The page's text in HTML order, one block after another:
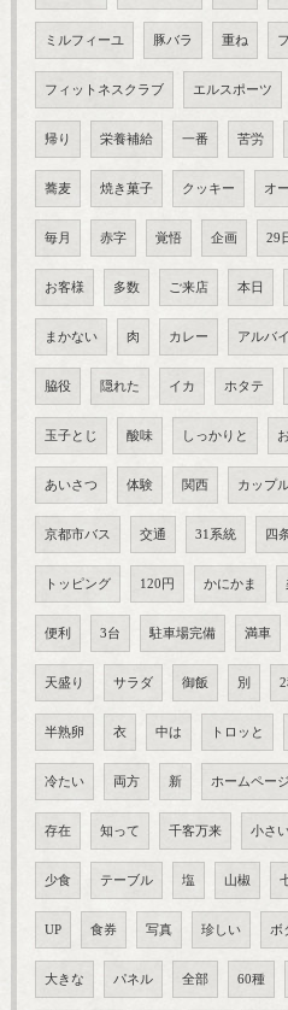
ミルフィーユ 豚バラ 重ね
フィットネスクラブ エルスポーツ
帰り 栄養補給 一番 苦労
蕎麦 焼き菓子 クッキー オ
毎月 赤字 覚悟 企画 29
お客様 多数 ご来店 本日
まかない 肉 カレー アルバ
脇役 隠れた イカ ホタテ
玉子とじ 酸味 しっかりと
あいさつ 体験 関西 カップ
京都市バス 交通 31系統 四
トッピング 120円 かにかま
便利 3台 駐車場完備 満車
天盛り サラダ 御飯 別
半熟卵 衣 中は トロッと
冷たい 両方 新 ホームページ
存在 知って 千客万来 小さ
少食 テーブル 塩 山椒
UP 食券 写真 珍しい ボ
大きな パネル 全部 60種